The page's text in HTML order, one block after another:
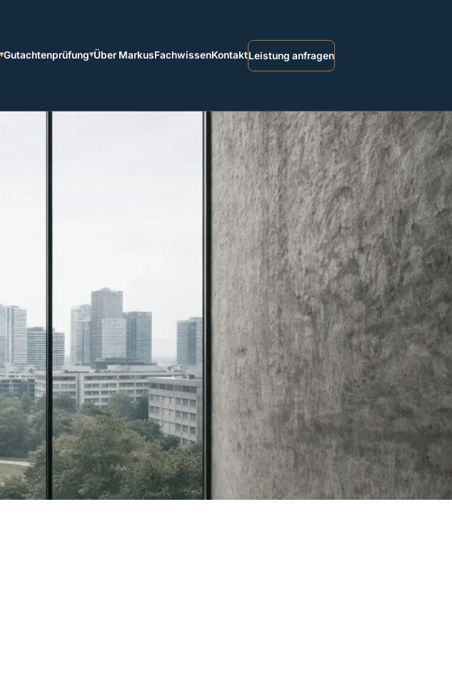
Gutachtenprüfung Über MarkusFachwissenKontaktLeistung anfragen